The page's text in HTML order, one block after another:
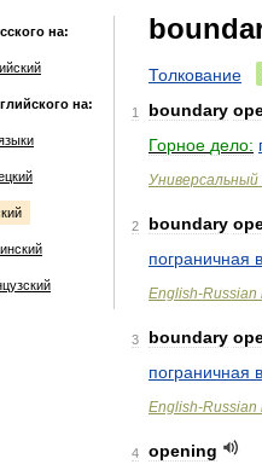
на:
на:
Толкование
1 boundary
Горное дело:
Универсальный
2 boundary
пограничная
English-Russian
3 boundary
пограничная
English-Russian
4
opening